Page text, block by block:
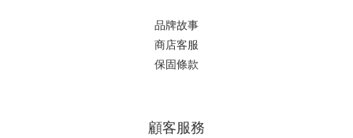
品牌故事
商店客服
保固條款
顧客服務